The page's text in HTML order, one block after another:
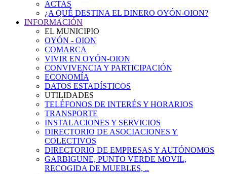
ACTAS
¿A QUÉ DESTINA EL DINERO OYÓN-OION?
INFORMACIÓN
EL MUNICIPIO
OYÓN - OION
COMARCA
VIVIR EN OYÓN-OION
CONVIVENCIA Y PARTICIPACIÓN
ECONOMÍA
DATOS ESTADÍSTICOS
UTILIDADES
TELÉFONOS DE INTERÉS Y HORARIOS
TRANSPORTE
INSTALACIONES Y SERVICIOS
DIRECTORIO DE ASOCIACIONES Y
COLECTIVOS
DIRECTORIO DE EMPRESAS Y AUTÓNOMOS
GARBIGUNE, PUNTO VERDE MOVIL,
RECOGIDA DE MUEBLES, ..